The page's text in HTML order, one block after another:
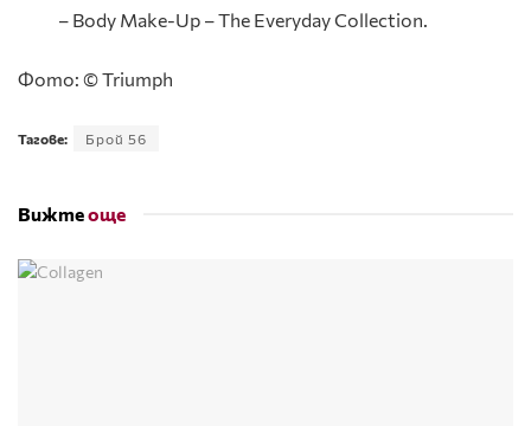
– Body Make-Up – The Everyday Collection.
Фото: © Triumph
Тагове: Брой 56
Вижтеоще